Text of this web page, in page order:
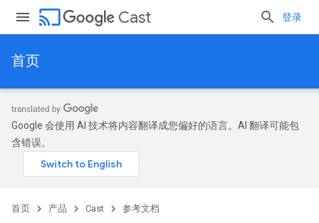
cast Cast 登录
首页
Google 会使用 AI 技术将内容翻译成您偏好的语言。AI 翻译可能包
含错误。
首页 产品 Cast 参考文档